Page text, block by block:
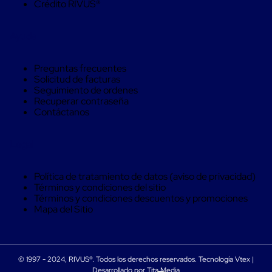
trinca
poliéster
tejido
Hebillas
para
trinca
Trinca
Bolsas
para
viveros
Alambre
de
envolventes
Mallas
MORSE
Crédito RIVUS®
Preguntas frecuentes
Solicitud de facturas
Seguimiento de ordenes
Recuperar contraseña
Contáctanos
Política de tratamiento de datos (aviso de privacidad)
Términos y condiciones del sitio
Términos y condiciones descuentos y promociones
Mapa del Sitio
© 1997 - 2024, RIVUS®. Todos los derechos reservados. Tecnología Vtex |